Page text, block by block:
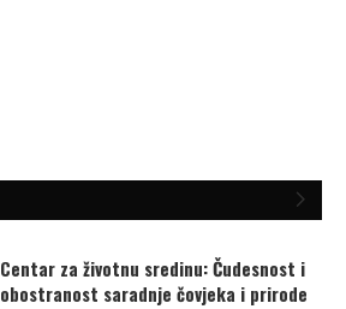
Centar za životnu sredinu: Čudesnost i
obostranost saradnje čovjeka i prirode